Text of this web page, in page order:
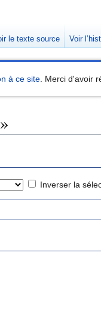
à ce site . Merci d'avoir
Inverser la
le texte source Voir